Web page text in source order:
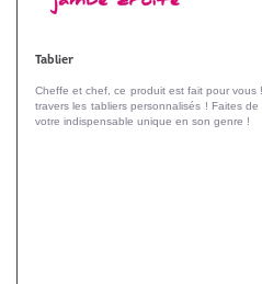
Tablier
Cheffe et chef, ce produit est fait pour vous
travers les tabliers personnalisés ! Faites
votre indispensable unique en son genre !